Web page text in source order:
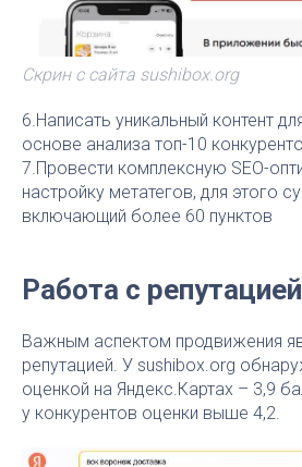
Скрин с сайта sushibox.org
6.Написать уникальный контент
основе анализа топ-10
7.Провести комплексную SEO-
настройку метатегов, для этого
включающий более 60 пунктов
Работа с репутацией
Важным аспектом продвижения
репутацией. У sushibox.org
оценкой на Яндекс.Картах – 3,9
у конкурентов оценки выше 4,2.